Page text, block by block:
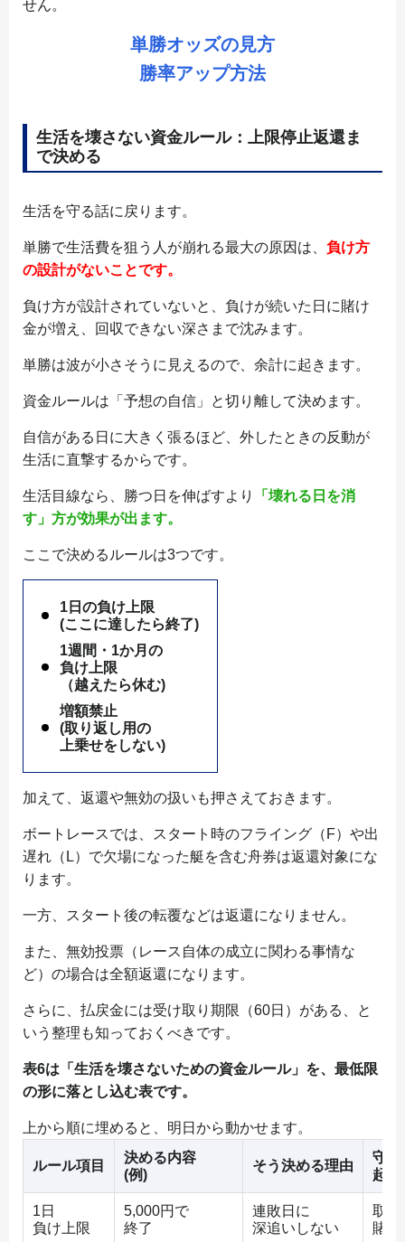
せん。
単勝オッズの見方
勝率アップ方法
生活を壊さない資金ルール：上限停止返還ま
で決める
生活を守る話に戻ります。
単勝で生活費を狙う人が崩れる最大の原因は、 負け方
の設計がないことです。
負け方が設計されていないと、負けが続いた日に賭け
金が増え、回収できない深さまで沈みます。
単勝は波が小さそうに見えるので、余計に起きます。
資金ルールは「予想の自信」と切り離して決めます。
自信がある日に大きく張るほど、外したときの反動が
生活に直撃するからです。
生活目線なら、勝つ日を伸ばすより
「壊れる日を消
す」方が効果が出ます。
ここで決めるルールは3つです。
1日の負け上限
(ここに達したら終了)
1週間・1か月の
負け上限
（越えたら休む)
増額禁止
(取り返し用の
上乗せをしない)
加えて、返還や無効の扱いも押さえておきます。
ボートレースでは、スタート時のフライング（F）や出
遅れ（L）で欠場になった艇を含む舟券は返還対象にな
ります。
一方、スタート後の転覆などは返還になりません。
また、無効投票（レース自体の成立に関わる事情な
ど）の場合は全額返還になります。
さらに、払戻金には受け取り期限（60日）がある、と
いう整理も知っておくべきです。
表6は「生活を壊さないための資金ルール」を、最低限
の形に落とし込む表です。
上から順に埋めると、明日から動かせます。
ルール項目
決める内容
(例)
そう決める理由
守れ
起き
1日
負け上限
5,000円で
終了
連敗日に
深追いしない
取り
賭け